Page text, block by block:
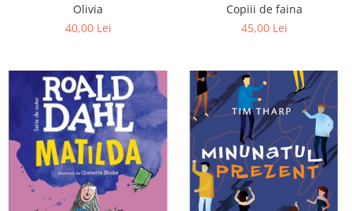
Editura Cartemma
Editura Casa
Editura Frontiera
Editura Gama
Editura Kreativ
Editura Litera
Editura Lizuka Educativ
Editura Nemira
Olivia
40,00 Lei
Copiii de faina
45,00 Lei